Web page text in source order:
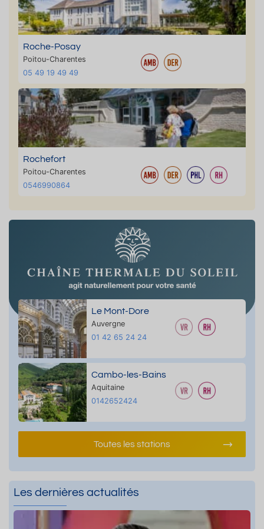
Roche-Posay
Poitou-Charentes
05 49 19 49 49
Rochefort
Poitou-Charentes
0546990864
Le Mont-Dore
Auvergne
01 42 65 24 24
Cambo-les-Bains
Aquitaine
0142652424
Toutes les stations
Les dernières actualités